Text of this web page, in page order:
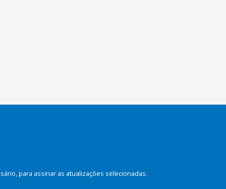
para assinar as atualizações selecionadas.